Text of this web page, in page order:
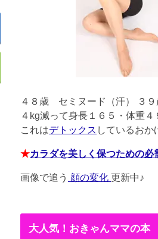
４８歳 セミヌード（汗） ３９
４kg減って身長１６５・体重４
これはデトックス しているおか
★カラダを美しく保つための必
画像で追う 顔の変化 更新中♪
大人気！おきゃんママの本